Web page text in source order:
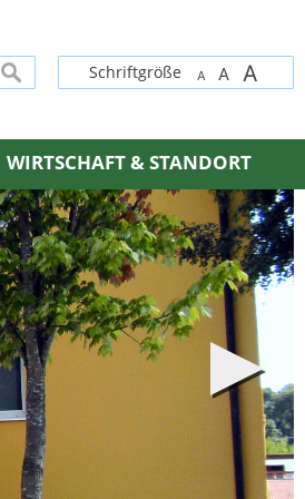
Schriftgröße A A A
suchen
WIRTSCHAFT & STANDORT